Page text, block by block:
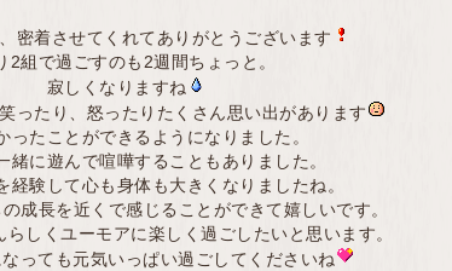
密着させてくれてありがとうございます
2組で過ごすのも2週間ちょっと。
寂しくなりますね
ったり、怒ったりたくさん思い出があります
ったことができるようになりました。
緒に遊んで喧嘩することもありました。
経験して心も身体も大きくなりましたね。
成長を近くで感じることができて嬉しいです。
しくユーモアに楽しく過ごしたいと思います。
っても元気いっぱい過ごしてくださいね